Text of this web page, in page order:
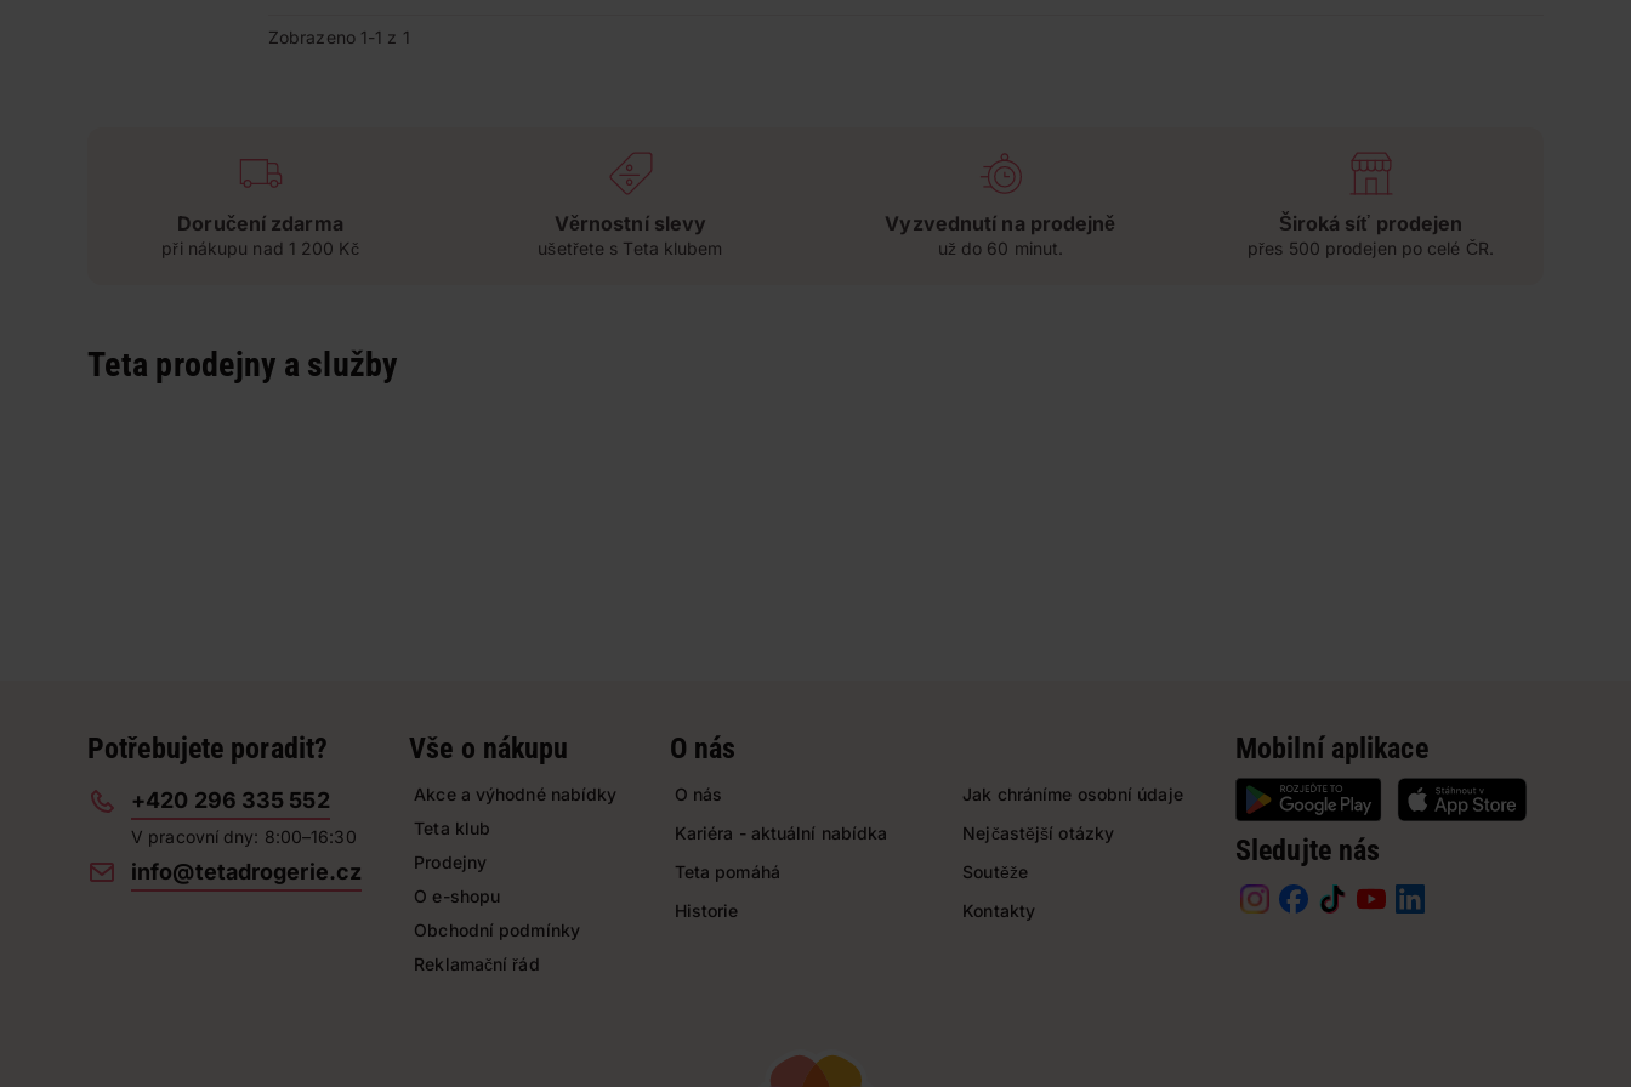
Zobrazeno 1-1 z 1
Doručení zdarma
při nákupu nad 1 200 Kč
Věrnostní slevy
ušetřete s Teta klubem
Vyzvednutí na prodejně
už do 60 minut.
Široká síť prodejen
přes 500 prodejen po celé ČR.
Teta prodejny a služby
Potřebujete poradit?
+420 296 335 552
V pracovní dny: 8:00–16:30
info@tetadrogerie.cz
Vše o nákupu
Akce a výhodné nabídky
Teta klub
Prodejny
O e-shopu
Obchodní podmínky
Reklamační řád
O nás
O nás
Kariéra - aktuální nabídka
Teta pomáhá
Historie
Jak chráníme osobní údaje
Nejčastější otázky
Soutěže
Kontakty
Mobilní aplikace
Sledujte nás